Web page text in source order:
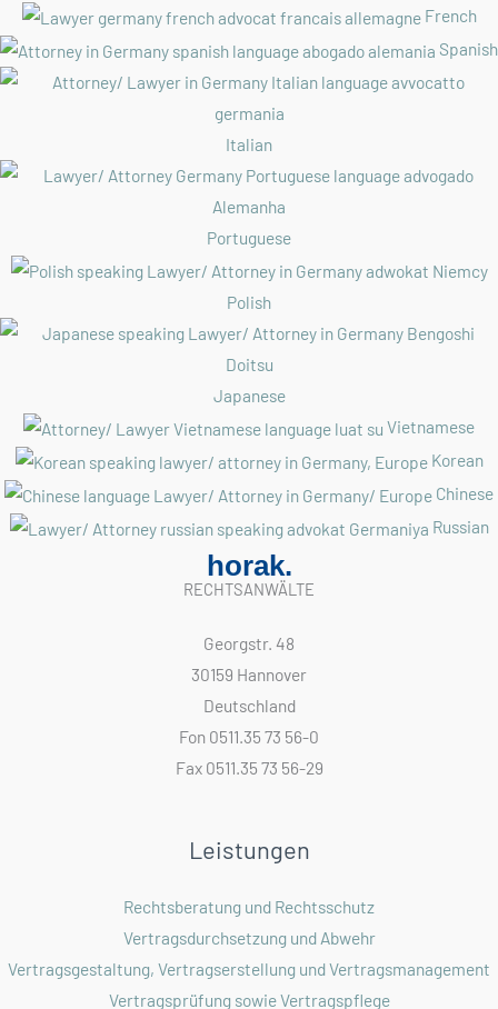
French
Spanish
Italian
Portuguese
Polish
Japanese
Vietnamese
Korean
Chinese
Russian
horak.
RECHTSANWÄLTE
Georgstr. 48
30159 Hannover
Deutschland
Fon 0511.35 73 56-0
Fax 0511.35 73 56-29
Leistungen
Rechtsberatung und Rechtsschutz
Vertragsdurchsetzung und Abwehr
Vertragsgestaltung, Vertragserstellung und Vertragsmanagement
Vertragsprüfung sowie Vertragspflege